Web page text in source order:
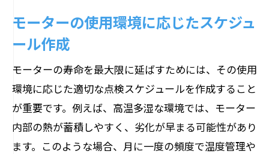
モーターの使用環境に応じたスケジュ
ール作成
モーターの寿命を最大限に延ばすためには、その使用
環境に応じた適切な点検スケジュールを作成すること
が重要です。例えば、高温多湿な環境では、モーター
内部の熱が蓄積しやすく、劣化が早まる可能性があり
ます。このような場合、月に一度の頻度で温度管理や